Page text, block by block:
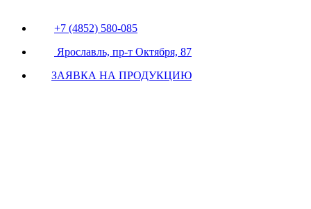
+7 (4852) 580-085
Ярославль, пр-т Октября, 87
ЗАЯВКА НА ПРОДУКЦИЮ